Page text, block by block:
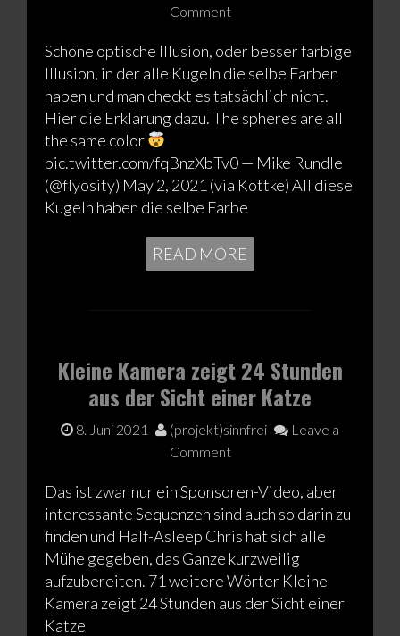
Comment
Schöne optische Illusion, oder besser farbige
Illusion, in der alle Kugeln die selbe Farben
haben und man checkt es tatsächlich nicht.
Hier die Erklärung dazu. The spheres are all
the same color
pic.twitter.com/fqBnzXbTv0 — Mike Rundle
(@flyosity) May 2, 2021 (via Kottke) All diese
Kugeln haben die selbe Farbe
READ MORE
Kleine Kamera zeigt 24 Stunden
aus der Sicht einer Katze
8. Juni 2021 (projekt)sinnfrei
Leave a
Comment
Das ist zwar nur ein Sponsoren-Video, aber
interessante Sequenzen sind auch so darin zu
finden und Half-Asleep Chris hat sich alle
Mühe gegeben, das Ganze kurzweilig
aufzubereiten. 71 weitere Wörter Kleine
Kamera zeigt 24 Stunden aus der Sicht einer
Katze